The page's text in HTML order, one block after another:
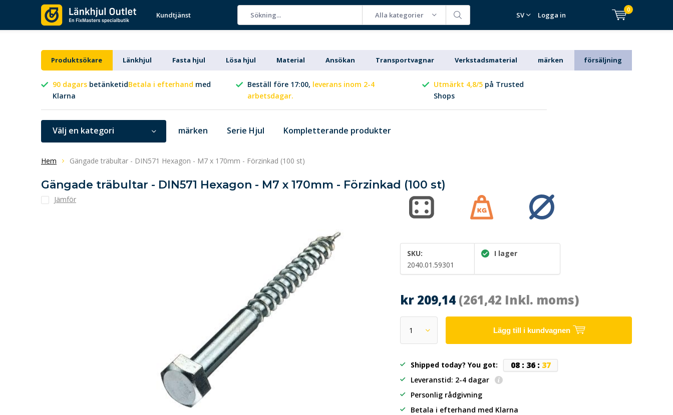
Kundtjänst Alla kategorier SV Logga in
0
Produktsökare Länkhjul Fasta hjul Lösa hjul Material Ansökan Transportvagnar Verkstadsmaterial märken försäljning
90 dagars betänketidBetala i efterhand med
Klarna
Beställ före 17:00, leverans inom 2-4
arbetsdagar.
Utmärkt 4,8/5 på Trusted
Shops
Välj en kategori märken Serie Hjul Kompletterande produkter
Hem Gängade träbultar - DIN571 Hexagon - M7 x 170mm - Förzinkad (100 st)
Gängade träbultar - DIN571 Hexagon - M7 x 170mm - Förzinkad (100 st)
Jämför
SKU:
2040.01.59301
I lager
kr 209,14 (261,42 Inkl. moms)
Lägg till i kundvagnen
Shipped today? You got: 08: 36: 37
Leveranstid: 2-4 dagar
Personlig rådgivning
Betala i efterhand med Klarna